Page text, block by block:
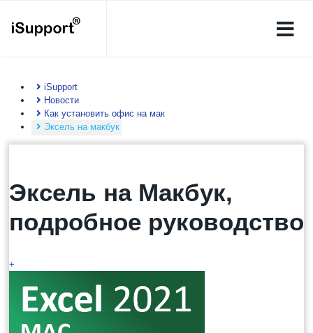
iSupport
Новости
Как установить офис на мак
Эксель на макбук
Эксель на Макбук,
подробное руководство
+